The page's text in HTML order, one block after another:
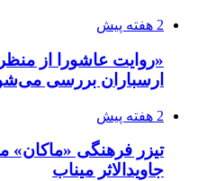
2 هفته پیش
«روایت عاشورا از
ارسباران بررسی
2 هفته پیش
تیزر فرهنگی «ماکان»
جاویدالاثر میناب